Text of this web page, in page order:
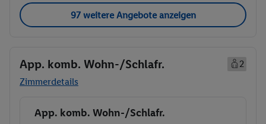
97 weitere Angebote anzeigen
App. komb. Wohn-/Schlafr.
2
Zimmerdetails
Buchen
App. komb. Wohn-/Schlafr.